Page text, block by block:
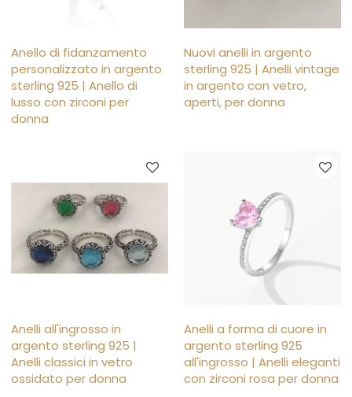
Anello di fidanzamento
personalizzato in argento
sterling 925 | Anello di
lusso con zirconi per
donna
Nuovi anelli in argento
sterling 925 | Anelli vintage
in argento con vetro,
aperti, per donna
Anelli all'ingrosso in
argento sterling 925 |
Anelli classici in vetro
ossidato per donna
Anelli a forma di cuore in
argento sterling 925
all'ingrosso | Anelli eleganti
con zirconi rosa per donna